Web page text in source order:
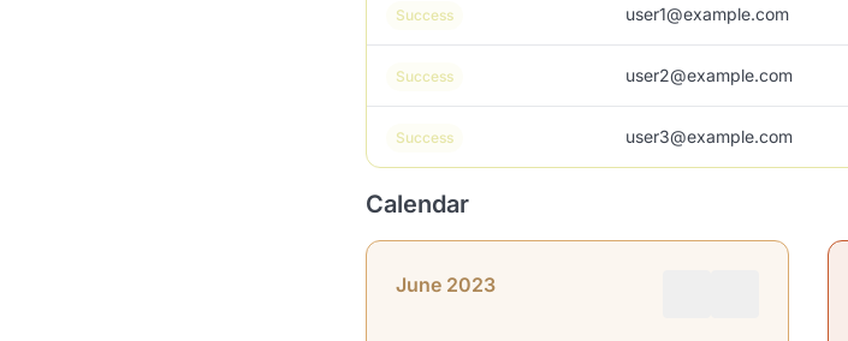
Success user1@example.com
Success user2@example.com
Success user3@example.com
Calendar
June 2023